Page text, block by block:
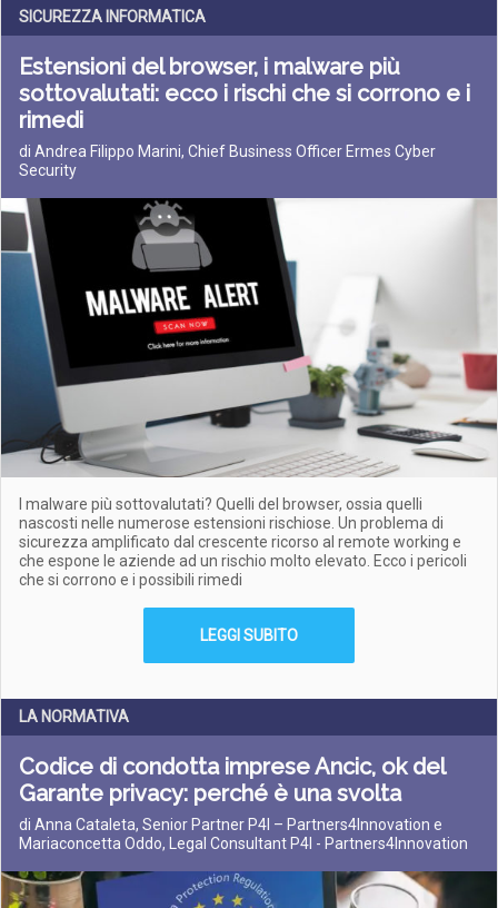
SICUREZZA INFORMATICA
Estensioni del browser, i malware più
sottovalutati: ecco i rischi che si corrono e i
rimedi
di Andrea Filippo Marini, Chief Business Officer Ermes Cyber
Security
I malware più sottovalutati? Quelli del browser, ossia quelli
nascosti nelle numerose estensioni rischiose. Un problema di
sicurezza amplificato dal crescente ricorso al remote working e
che espone le aziende ad un rischio molto elevato. Ecco i pericoli
che si corrono e i possibili rimedi
LEGGI SUBITO
LA NORMATIVA
Codice di condotta imprese Ancic, ok del
Garante privacy: perché è una svolta
di Anna Cataleta, Senior Partner P4I – Partners4Innovation e
Mariaconcetta Oddo, Legal Consultant P4I - Partners4Innovation